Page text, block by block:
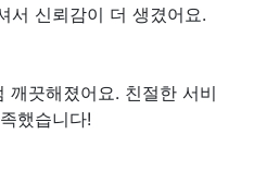
서 신뢰감이 더 생겼어요.
깨끗해졌어요. 친절한 서비
했습니다!